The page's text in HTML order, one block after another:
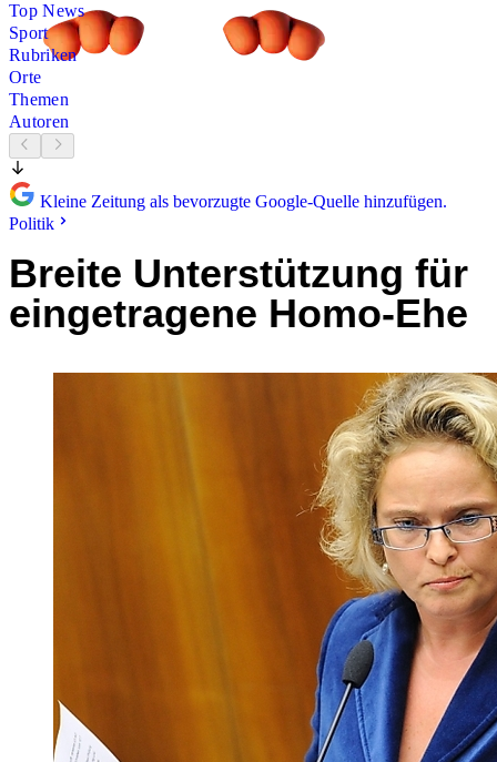
Top News
Sport
Rubriken
Orte
Themen
Autoren
Kleine Zeitung als bevorzugte Google-Quelle hinzufügen.
Politik
Breite Unterstützung für
eingetragene Homo-Ehe